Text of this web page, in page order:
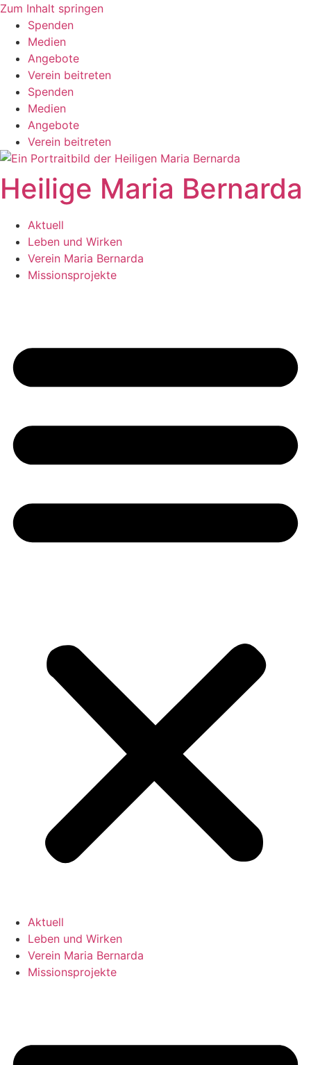
Zum Inhalt springen
Spenden
Medien
Angebote
Verein beitreten
Spenden
Medien
Angebote
Verein beitreten
Heilige Maria Bernarda
Aktuell
Leben und Wirken
Verein Maria Bernarda
Missionsprojekte
Aktuell
Leben und Wirken
Verein Maria Bernarda
Missionsprojekte